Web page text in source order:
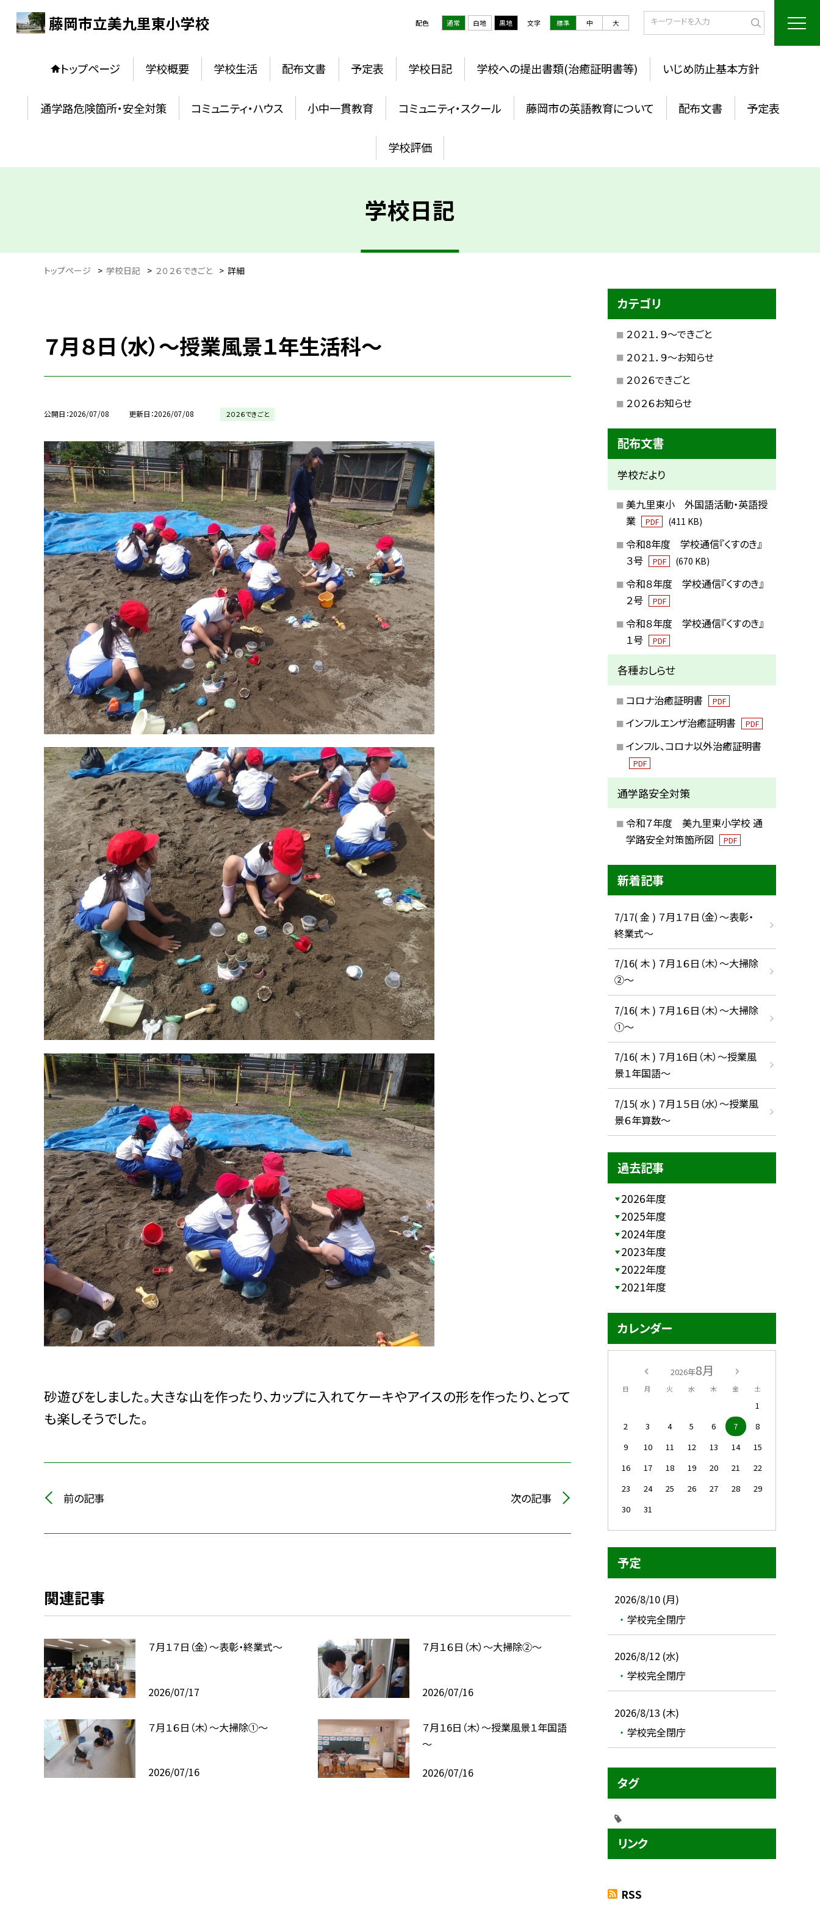
藤岡市立美九里東小学校 配色 通常 白地 黒地 文字 標準 中 大
トップページ 学校概要 学校生活 配布文書 予定表 学校日記 学校への提出書類(治癒証明書等) いじめ防止基本方針
通学路危険箇所・安全対策 コミュニティ・ハウス 小中一貫教育 コミュニティ・スクール 藤岡市の英語教育について 配布文書 予定表
学校評価
学校日記
トップページ > 学校日記 > ２０２６できごと > 詳細
７月８日（水）～授業風景１年生活科～
公開日 2026/07/08 更新日 2026/07/08 ２０２６できごと
砂遊びをしました。大きな山を作ったり、カップに入れてケーキやアイスの形を作ったり、とって
も楽しそうでした。
前の記事 次の記事
関連記事
７月１７日（金）～表彰・終業式～
2026/07/17
７月１６日（木）～大掃除②～
2026/07/16
７月１６日（木）～大掃除①～
2026/07/16
７月１6日（木）～授業風景１年国語
～
2026/07/16
カテゴリ
２０２１．９〜できごと
２０２１．９〜お知らせ
２０２６できごと
２０２６お知らせ
配布文書
学校だより
美九里東小 外国語活動・英語授
業
PDF (411 KB)
令和8年度 学校通信『くすのき』
３号
PDF (670 KB)
令和８年度 学校通信『くすのき』
２号
PDF
令和８年度 学校通信『くすのき』
１号
PDF
各種おしらせ
コロナ治癒証明書 PDF
インフルエンザ治癒証明書 PDF
インフル、コロナ以外治癒証明書
PDF
通学路安全対策
令和７年度 美九里東小学校 通
学路安全対策箇所図
PDF
新着記事
7/17( 金 ) ７月１７日（金）～表彰・
終業式～
7/16( 木 ) ７月１６日（木）～大掃除
②～
7/16( 木 ) ７月１６日（木）～大掃除
①～
7/16( 木 ) ７月１6日（木）～授業風
景１年国語～
7/15( 水 ) ７月１５日（水）～授業風
景６年算数～
過去記事
2026年度
2025年度
2024年度
2023年度
2022年度
2021年度
カレンダー
2026年8月
日 月 火 水 木 金 土
1
2
3 4 5 6 7
8
9
10 11 12 13 14
15
16
17 18 19 20 21
22
23
24 25 26 27 28
29
30
31
予定
2026/8/10 (月)
学校完全閉庁
2026/8/12 (水)
学校完全閉庁
2026/8/13 (木)
学校完全閉庁
タグ
リンク
RSS